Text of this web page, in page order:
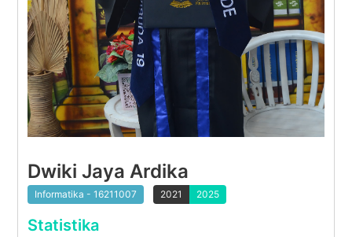
Dwiki Jaya Ardika
Informatika - 16211007 2021 2025
Statistika